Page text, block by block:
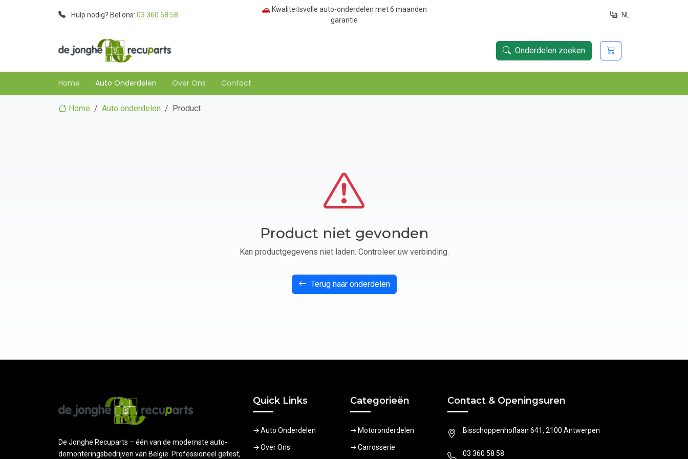
Hulp nodig? Bel ons: 03 360 58 58
🚗 Kwaliteitsvolle auto-onderdelen met 6 maanden
garantie
NL
Onderdelen zoeken
Home Auto Onderdelen Over Ons Contact
Home Auto onderdelen Product
Product niet gevonden
Kan productgegevens niet laden. Controleer uw verbinding.
Terug naar onderdelen
De Jonghe Recuparts – één van de modernste auto-
demonteringsbedrijven van België. Professioneel getest,
Quick Links
Auto Onderdelen
Over Ons
Categorieën
Motoronderdelen
Carrosserie
Contact & Openingsuren
Bisschoppenhoflaan 641, 2100 Antwerpen
03 360 58 58